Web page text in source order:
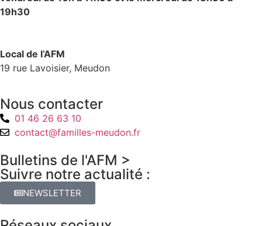
19h30
Local de l’AFM
19 rue Lavoisier, Meudon
Nous contacter
01 46 26 63 10
contact@familles-meudon.fr
Bulletins de l'AFM >
Suivre notre actualité :
NEWSLETTER